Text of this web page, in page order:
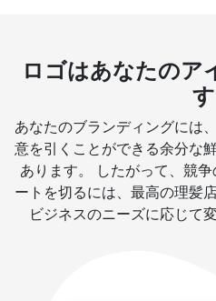
ロゴはあなたのア
す
あなたのブランディングには
意を引くことができる余分な
あります。 したがって、競
ートを切るには、最高の理髪
ビジネスのニーズに応じて